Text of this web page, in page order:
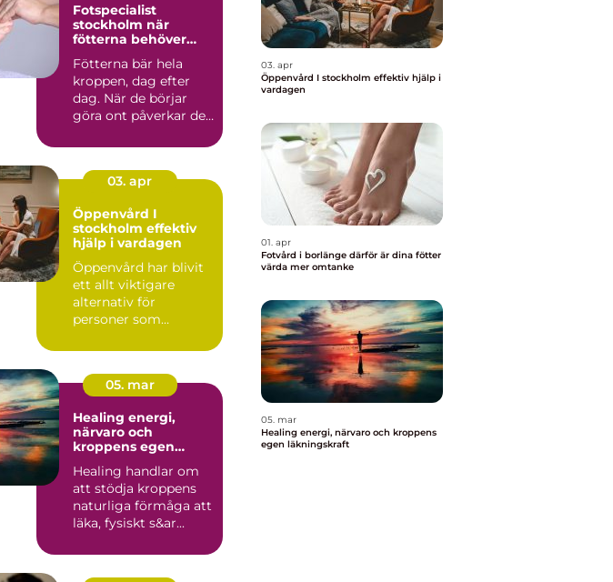
Fotspecialist
stockholm när
fötterna behöver
Fötterna bär hela
kroppen, dag efter
dag. När de börjar
göra ont påverkar det
tr...
03. apr
Öppenvård I
stockholm effektiv
hjälp i vardagen
Öppenvård har blivit
ett allt viktigare
alternativ för
personer som
stöd och behan...
05. mar
Healing energi,
närvaro och
kroppens egen
Healing handlar om
att stödja kroppens
naturliga förmåga att
läka, fysiskt s&ar...
03. apr
Öppenvård I stockholm effektiv hjälp i
vardagen
01. apr
Fotvård i borlänge därför är dina fötter
värda mer omtanke
05. mar
Healing energi, närvaro och kroppens
egen läkningskraft